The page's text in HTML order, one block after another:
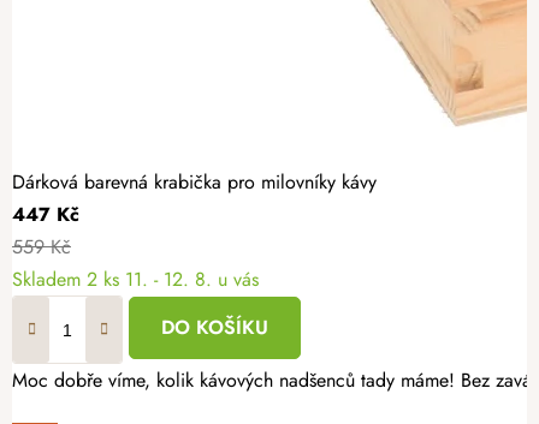
Dárková barevná krabička pro milovníky kávy
447 Kč
559 Kč
Skladem 2 ks 11. - 12. 8. u vás
DO KOŠÍKU
Moc dobře víme, kolik kávových nadšenců tady máme! Bez